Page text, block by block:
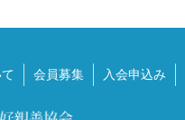
会員募集 入会申込み